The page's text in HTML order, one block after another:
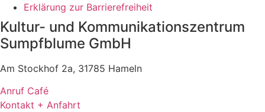
Erklärung zur Barrierefreiheit
Kultur- und Kommunikationszentrum
Sumpfblume GmbH
Am Stockhof 2a, 31785 Hameln
Anruf Café
Kontakt + Anfahrt